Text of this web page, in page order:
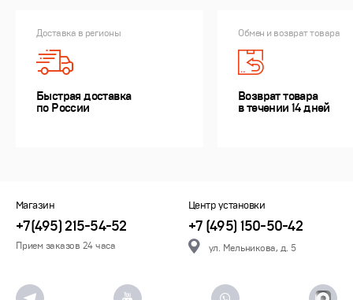
Доставка в регионы
Быстрая доставка
по России
Обмен и возврат товара
Возврат товара
в течении 14 дней
Магазин
+7(495) 215-54-52
Прием заказов 24 часа
Центр установки
+7 (495) 150-50-42
ул. Мельникова, д. 5